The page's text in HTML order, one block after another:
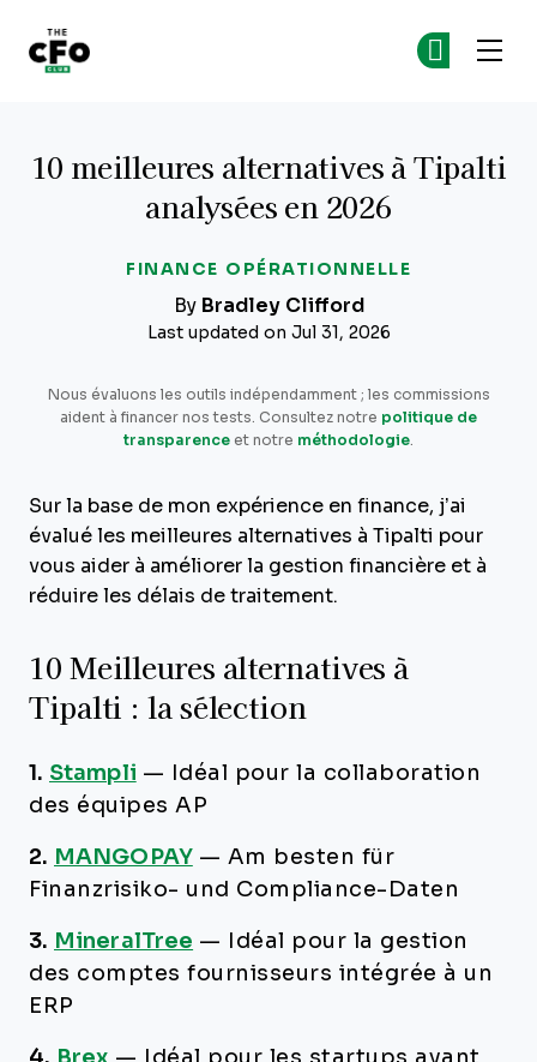
FINANCE OPÉRATIONNELLE
10 meilleures alternatives à Tipalti
analysées en 2026
By Bradley Clifford
Last updated on Jul 31, 2026
Nous évaluons les outils indépendamment ; les commissions
aident à financer nos tests. Consultez notre politique de
transparence et notre méthodologie.
Sur la base de mon expérience en finance, j’ai
évalué les meilleures alternatives à Tipalti pour
vous aider à améliorer la gestion financière et à
réduire les délais de traitement.
10 Meilleures alternatives à
Tipalti : la sélection
1. Stampli —
Idéal pour la collaboration
des équipes AP
2. MANGOPAY — Am besten für
Finanzrisiko- und Compliance-Daten
3. MineralTree —
Idéal pour la gestion
des comptes fournisseurs intégrée à un
ERP
4. Brex —
Idéal pour les startups ayant